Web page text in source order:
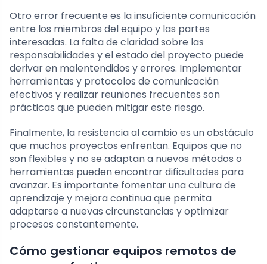
Otro error frecuente es la insuficiente comunicación
entre los miembros del equipo y las partes
interesadas. La falta de claridad sobre las
responsabilidades y el estado del proyecto puede
derivar en malentendidos y errores. Implementar
herramientas y protocolos de comunicación
efectivos y realizar reuniones frecuentes son
prácticas que pueden mitigar este riesgo.
Finalmente, la resistencia al cambio es un obstáculo
que muchos proyectos enfrentan. Equipos que no
son flexibles y no se adaptan a nuevos métodos o
herramientas pueden encontrar dificultades para
avanzar. Es importante fomentar una cultura de
aprendizaje y mejora continua que permita
adaptarse a nuevas circunstancias y optimizar
procesos constantemente.
Cómo gestionar equipos remotos de